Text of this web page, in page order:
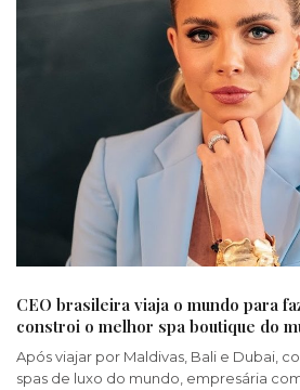
CEO brasileira viaja o mundo para
constroi o melhor spa boutique do
Após viajar por Maldivas, Bali e Dubai,
spas de luxo do mundo, empresária